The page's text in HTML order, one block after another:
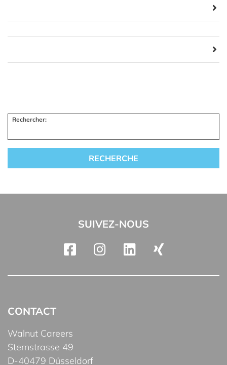
Rechercher:
SUIVEZ-NOUS
CONTACT
Walnut Careers
Sternstrasse 49
D-40479 Düsseldorf